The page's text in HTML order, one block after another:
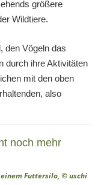
größere
Wildtiere.
den Vögeln das
durch ihre Aktivitäten
mit den oben
also
noch mehr